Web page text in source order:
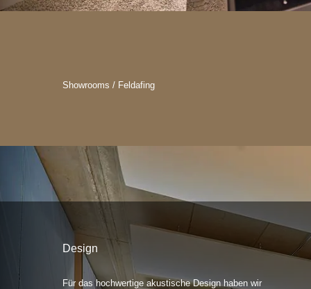
Showrooms / Feldafing
Design
Für das hochwertige akustische Design haben wir